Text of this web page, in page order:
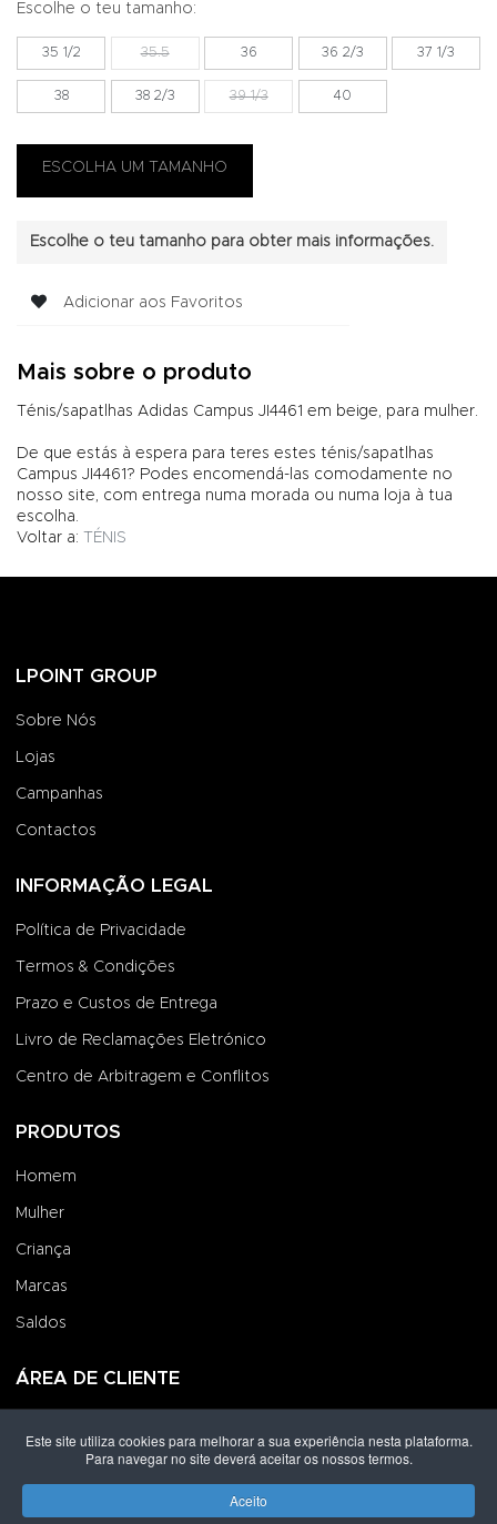
Escolhe o teu tamanho:
35 1/2 35.5 36 36 2/3 37 1/3
38 38 2/3 39 1/3 40
Escolhe o teu tamanho para obter mais informações.
Adicionar aos Favoritos
Mais sobre o produto
Ténis/sapatlhas Adidas Campus JI4461 em beige, para mulher.
De que estás à espera para teres estes ténis/sapatlhas
Campus JI4461? Podes encomendá-las comodamente no
nosso site, com entrega numa morada ou numa loja à tua
escolha.
Voltar a: TÉNIS
LPOINT GROUP
Sobre Nós
Lojas
Campanhas
Contactos
INFORMAÇÃO LEGAL
Política de Privacidade
Termos & Condições
Prazo e Custos de Entrega
Livro de Reclamações Eletrónico
Centro de Arbitragem e Conflitos
PRODUTOS
Homem
Mulher
Criança
Marcas
Saldos
ÁREA DE CLIENTE
Criar uma Conta
Este site utiliza cookies para melhorar a sua experiência nesta plataforma.
Para navegar no site deverá aceitar os nossos termos.
Aceito